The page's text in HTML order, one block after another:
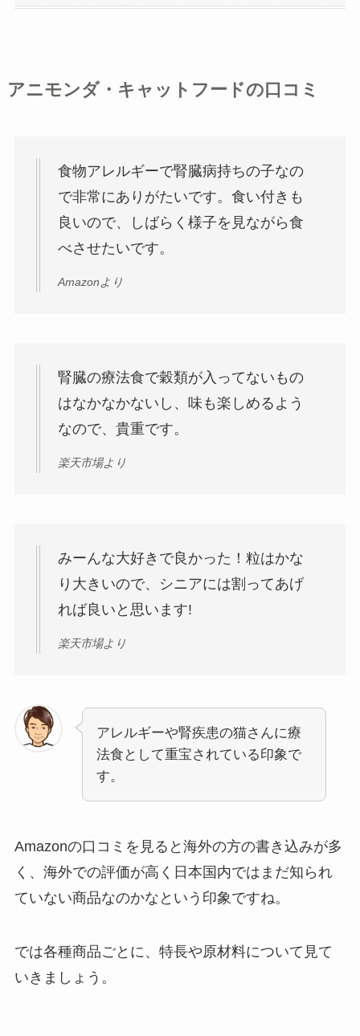
アニモンダ・キャットフードの口コミ
食物アレルギーで腎臓病持ちの子なの
で非常にありがたいです。食い付きも
良いので、しばらく様子を見ながら食
べさせたいです。
Amazonより
腎臓の療法食で穀類が入ってないもの
はなかなかないし、味も楽しめるよう
なので、貴重です。
楽天市場より
みーんな大好きで良かった！粒はかな
り大きいので、シニアには割ってあげ
れば良いと思います!
楽天市場より
アレルギーや腎疾患の猫さんに療
法食として重宝されている印象で
す。
Amazonの口コミを見ると海外の方の書き込みが多
く、海外での評価が高く日本国内ではまだ知られ
ていない商品なのかなという印象ですね。
では各種商品ごとに、特長や原材料について見て
いきましょう。